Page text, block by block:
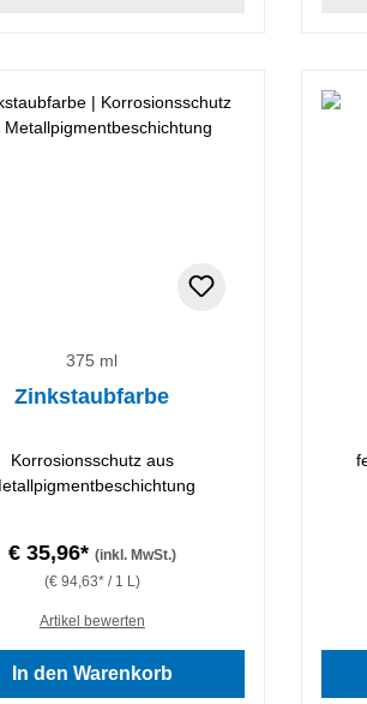
375 ml
Zinkstaubfarbe
Korrosionsschutz aus
€ 35,96* (inkl. MwSt.)
(€ 94,63* / 1 L)
Artikel bewerten
In den Warenkorb